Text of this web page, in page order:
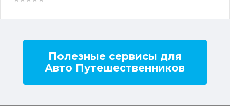
Полезные сервисы для
Авто Путешественников